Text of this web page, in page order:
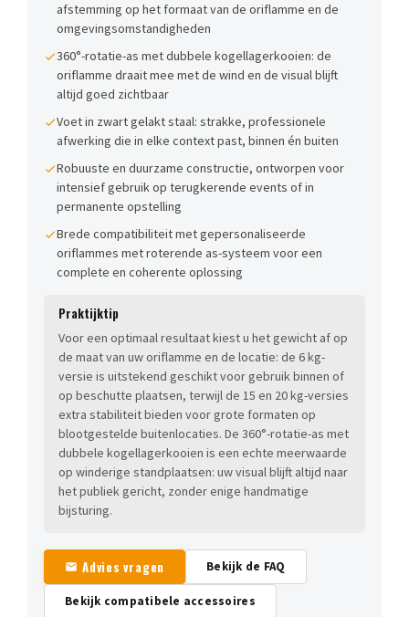
afstemming op het formaat van de oriflamme en de
omgevingsomstandigheden
360°-rotatie-as met dubbele kogellagerkooien: de
oriflamme draait mee met de wind en de visual blijft
altijd goed zichtbaar
Voet in zwart gelakt staal: strakke, professionele
afwerking die in elke context past, binnen én buiten
Robuuste en duurzame constructie, ontworpen voor
intensief gebruik op terugkerende events of in
permanente opstelling
Brede compatibiliteit met gepersonaliseerde
oriflammes met roterende as-systeem voor een
complete en coherente oplossing
Praktijktip
Voor een optimaal resultaat kiest u het gewicht af op
de maat van uw oriflamme en de locatie: de 6 kg-
versie is uitstekend geschikt voor gebruik binnen of
op beschutte plaatsen, terwijl de 15 en 20 kg-versies
extra stabiliteit bieden voor grote formaten op
blootgestelde buitenlocaties. De 360°-rotatie-as met
dubbele kogellagerkooien is een echte meerwaarde
op winderige standplaatsen: uw visual blijft altijd naar
het publiek gericht, zonder enige handmatige
bijsturing.
Advies vragen Bekijk de FAQ
Bekijk compatibele accessoires